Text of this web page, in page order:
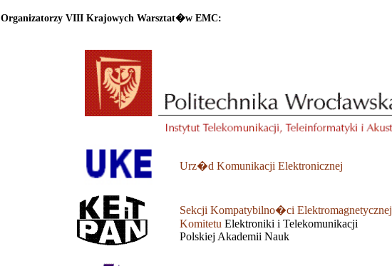
Organizatorzy VIII Krajowych Warsztat�w EMC:
Urz�d Komunikacji Elektronicznej
Sekcji Kompatybilno�ci Elektromagnetycznej
Komitetu Elektroniki i Telekomunikacji
Polskiej Akademii Nauk